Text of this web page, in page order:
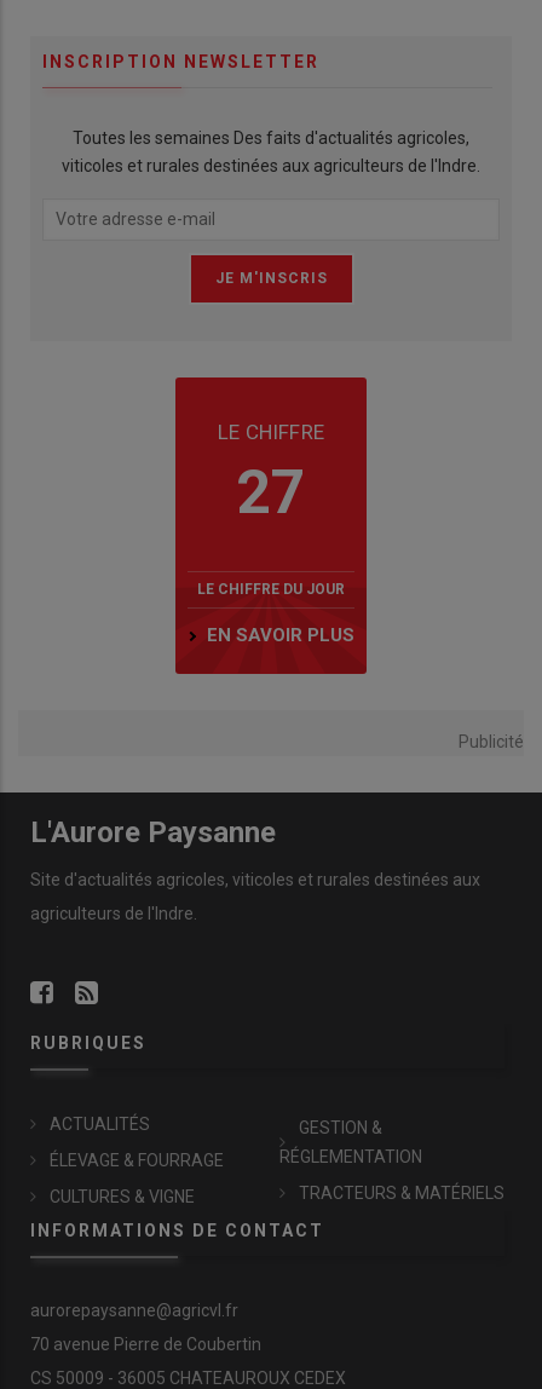
INSCRIPTION NEWSLETTER
Toutes les semaines Des faits d'actualités agricoles,
viticoles et rurales destinées aux agriculteurs de l'Indre.
LE CHIFFRE
27
LE CHIFFRE DU JOUR
EN SAVOIR PLUS
Publicité
L'Aurore Paysanne
Site d'actualités agricoles, viticoles et rurales destinées aux
agriculteurs de l'Indre.
RUBRIQUES
ACTUALITÉS
ÉLEVAGE & FOURRAGE
CULTURES & VIGNE
GESTION &
RÉGLEMENTATION
TRACTEURS & MATÉRIELS
INFORMATIONS DE CONTACT
aurorepaysanne@agricvl.fr
70 avenue Pierre de Coubertin
CS 50009 - 36005 CHATEAUROUX CEDEX